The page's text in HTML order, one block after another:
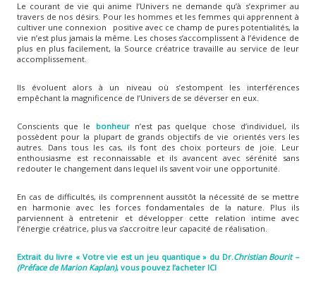
Le courant de vie qui anime l’Univers ne demande qu’à s’exprimer au
travers de nos désirs. Pour les hommes et les femmes qui apprennent à
cultiver une connexion positive avec ce champ de pures potentialités, la
vie n’est plus jamais la même. Les choses s’accomplissent à l’évidence de
plus en plus facilement, la Source créatrice travaille au service de leur
accomplissement.
Ils évoluent alors à un niveau où s’estompent les interférences
empêchant la magnificence de l’Univers de se déverser en eux.
Conscients que le bonheur n’est pas quelque chose d’individuel, ils
possèdent pour la plupart de grands objectifs de vie orientés vers les
autres. Dans tous les cas, ils font des choix porteurs de joie. Leur
enthousiasme est reconnaissable et ils avancent avec sérénité sans
redouter le changement dans lequel ils savent voir une opportunité.
En cas de difficultés, ils comprennent aussitôt la nécessité de se mettre
en harmonie avec les forces fondamentales de la nature. Plus ils
parviennent à entretenir et développer cette relation intime avec
l’énergie créatrice, plus va s’accroitre leur capacité de réalisation.
Extrait du livre « Votre vie est un jeu quantique » du Dr.Christian Bourit –
(Préface de Marion Kaplan), vous pouvez l’acheter ICI